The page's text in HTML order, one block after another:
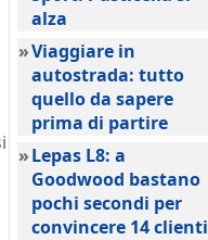
alza
»Viaggiare in
autostrada: tutto
quello da sapere
prima di partire
»Lepas L8: a
Goodwood bastano
pochi secondi per
convincere 14 clienti